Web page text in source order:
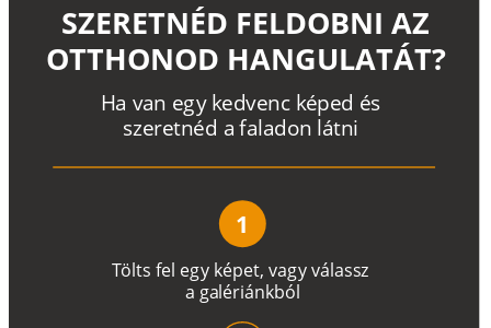
Tölts fel egy képet, vagyválassz
a galériánkból
Ha van egy kedvenc képed és
szeretnéd a faladon látni
SZERETNÉD FELDOBNI AZ
OTTHONOD HANGULATÁT?
1